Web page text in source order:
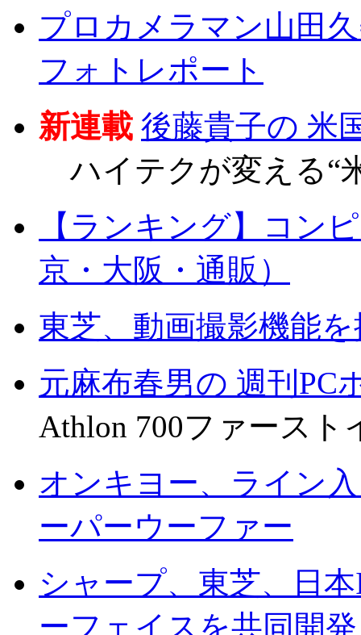
プロカメラマン山田
フォトレポート
新連載 後藤貴子の 米
ハイテクが変える“
【ランキング】コン
京・大阪・通販）
東芝、動画撮影機能
元麻布春男の 週刊PC
Athlon 700ファース
オンキヨー、ライン
ーパーウーファー
シャープ、東芝、日
ーフェイスを共同開発